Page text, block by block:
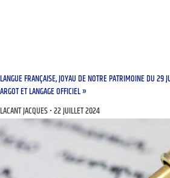
LANGUE FRANÇAISE, JOYAU DE NOTRE PATRIMOINE DU 29
ARGOT ET LANGAGE OFFICIEL »
LACANT JACQUES 22 JUILLET 2024